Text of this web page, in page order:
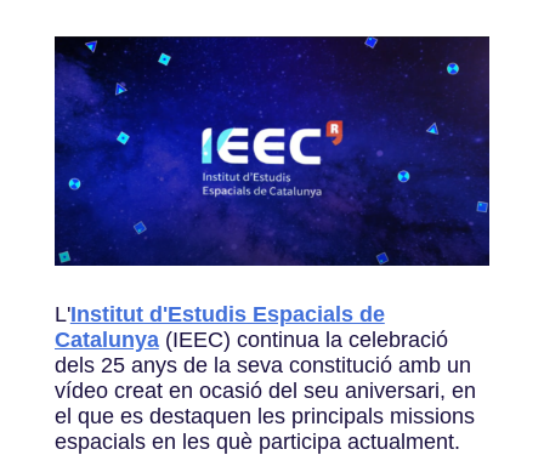
L'Institut d'Estudis Espacials de
Catalunya(IEEC) continua la celebració
dels 25 anys de la seva constitució amb un
vídeo creat en ocasió del seu aniversari, en
el que es destaquen les principals missions
espacials en les què participa actualment.